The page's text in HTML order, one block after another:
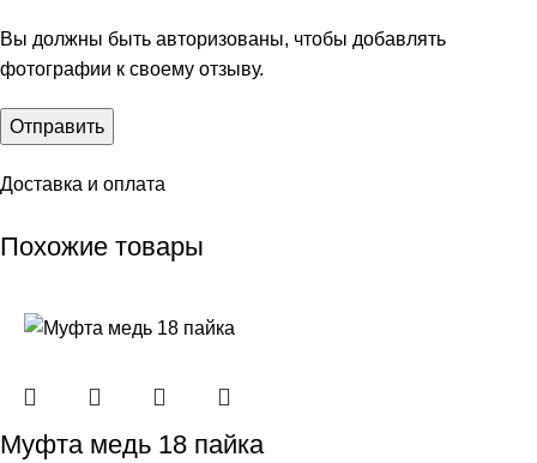
Вы должны быть авторизованы, чтобы добавлять
фотографии к своему отзыву.
Доставка и оплата
Похожие товары
Муфта медь 18 пайка